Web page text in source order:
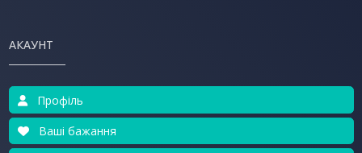
АКАУНТ
Профіль
Ваші бажання